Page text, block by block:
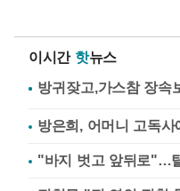
이시간 핫뉴스
방은희, 어머니 고독
"바지 벗고 앞뒤로"…